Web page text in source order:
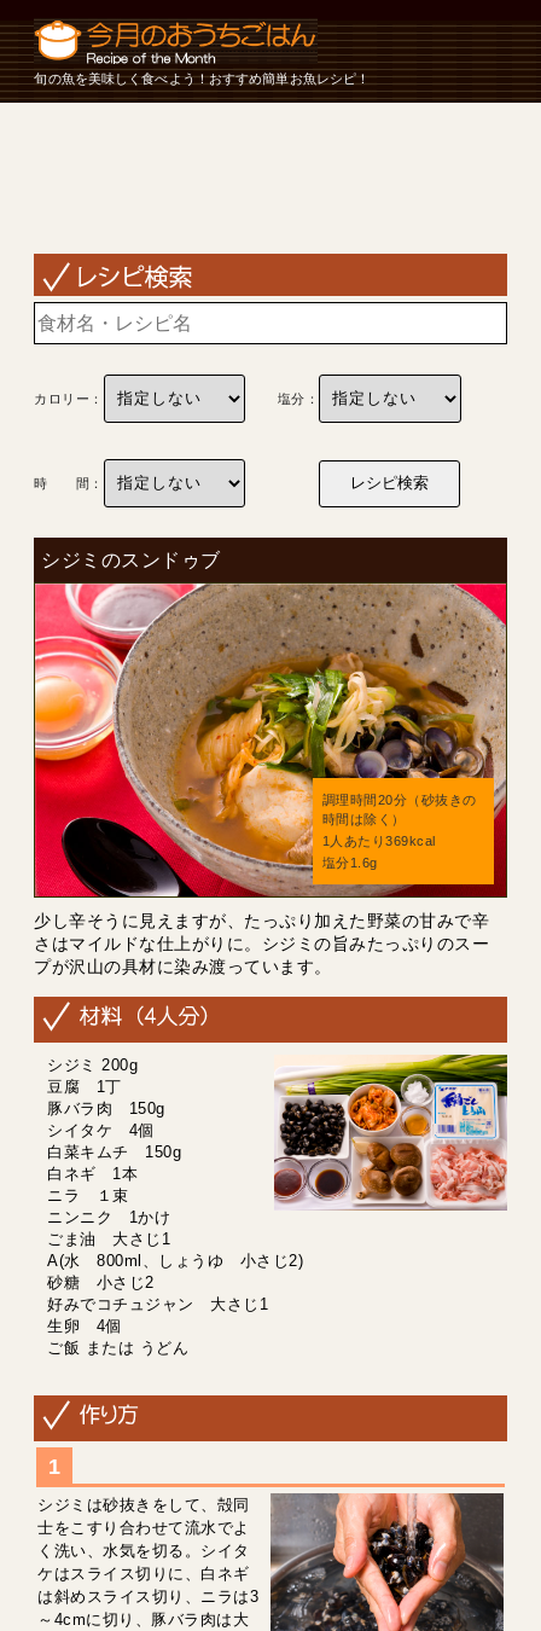
旬の魚を美味しく食べよう！おすすめ簡単お魚レシピ！
カロリー： 塩分：
時 間：
シジミのスンドゥブ
調理時間20分（砂抜きの
時間は除く）
1人あたり369kcal
塩分1.6g
少し辛そうに見えますが、たっぷり加えた野菜の甘みで辛
さはマイルドな仕上がりに。シジミの旨みたっぷりのスー
プが沢山の具材に染み渡っています。
シジミ 200g
豆腐 1丁
豚バラ肉 150g
シイタケ 4個
白菜キムチ 150g
白ネギ 1本
ニラ １束
ニンニク 1かけ
ごま油 大さじ1
A(水 800ml、しょうゆ 小さじ2)
砂糖 小さじ2
好みでコチュジャン 大さじ1
生卵 4個
ご飯 または うどん
シジミは砂抜きをして、殻同
士をこすり合わせて流水でよ
く洗い、水気を切る。シイタ
ケはスライス切りに、白ネギ
は斜めスライス切り、ニラは3
～4cmに切り、豚バラ肉は大